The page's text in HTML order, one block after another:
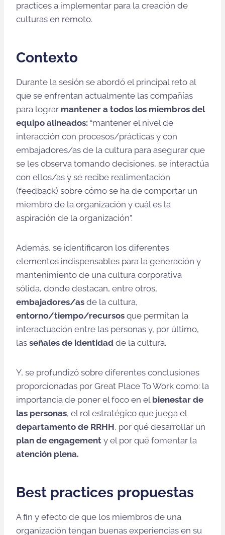
practices a implementar para la creación de
culturas en remoto.
Contexto
Durante la sesión se abordó el principal reto al
que se enfrentan actualmente las compañías
para lograr mantener a todos los miembros del
equipo alineados: “mantener el nivel de
interacción con procesos/prácticas y con
embajadores/as de la cultura para asegurar que
se les observa tomando decisiones, se interactúa
con ellos/as y se recibe realimentación
(feedback) sobre cómo se ha de comportar un
miembro de la organización y cuál es la
aspiración de la organización”.
Además, se identificaron los diferentes
elementos indispensables para la generación y
mantenimiento de una cultura corporativa
sólida, donde destacan, entre otros,
embajadores/as de la cultura,
entorno/tiempo/recursos que permitan la
interactuación entre las personas y, por último,
las señales de identidad de la cultura.
Y, se profundizó sobre diferentes conclusiones
proporcionadas por Great Place To Work como: la
importancia de poner el foco en el bienestar de
las personas, el rol estratégico que juega el
departamento de RRHH, por qué desarrollar un
plan de engagement y el por qué fomentar la
atención plena.
Best practices propuestas
A fin y efecto de que los miembros de una
organización tengan buenas experiencias en su